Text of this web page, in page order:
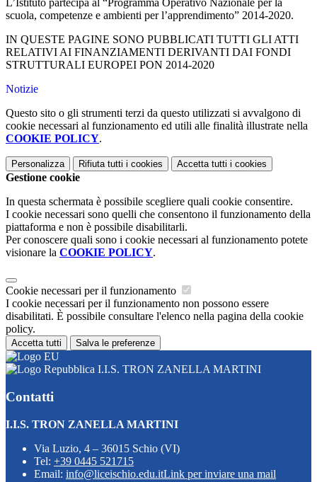
L’Istituto partecipa al “Programma Operativo Nazionale per la
scuola, competenze e ambienti per l’apprendimento” 2014-2020.
IN QUESTE PAGINE SONO PUBBLICATI TUTTI GLI ATTI
RELATIVI AI FINANZIAMENTI DERIVANTI DAI FONDI
STRUTTURALI EUROPEI PON 2014-2020
Notizie
Questo sito o gli strumenti terzi da questo utilizzati si avvalgono di
cookie necessari al funzionamento ed utili alle finalità illustrate nella
COOKIE POLICY.
Personalizza Rifiuta tutti i cookies Accetta tutti i cookies
Gestione cookie
In questa schermata è possibile scegliere quali cookie consentire.
I cookie necessari sono quelli che consentono il funzionamento della
piattaforma e non è possibile disabilitarli.
Per conoscere quali sono i cookie necessari al funzionamento potete
visionare la COOKIE POLICY.
Cookie necessari per il funzionamento
I cookie necessari per il funzionamento non possono essere
disabilitati. È possibile consultare l'elenco nella pagina della cookie
policy.
Accetta tutti Salva le preferenze
I.I.S. TRON ZANELLA MARTINI
Contatti
I.I.S. TRON ZANELLA MARTINI
Via Luzio, 4 – 36015 Schio (VI)
Tel: +39 0445 521715
Email: info@liceischio.edu.itLink per inviare una mail